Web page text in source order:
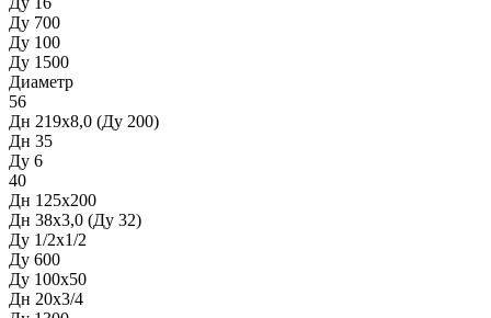
Ду 700
Ду 100
Ду 1500
Диаметр
56
Дн 219х8,0 (Ду 200)
Дн 35
Ду 6
40
Дн 125х200
Дн 38х3,0 (Ду 32)
Ду 1/2х1/2
Ду 600
Ду 100х50
Дн 20х3/4